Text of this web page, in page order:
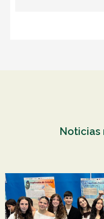
Noticias